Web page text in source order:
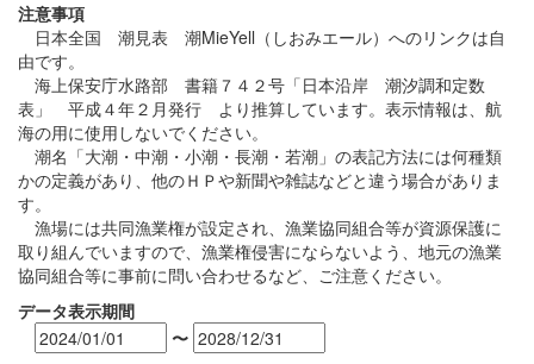
注意事項
日本全国 潮見表 潮MieYell（しおみエール）へのリンクは自
由です。
海上保安庁水路部 書籍７４２号「日本沿岸 潮汐調和定数
表」 平成４年２月発行 より推算しています。表示情報は、航
海の用に使用しないでください。
潮名「大潮・中潮・小潮・長潮・若潮」の表記方法には何種類
かの定義があり、他のＨＰや新聞や雑誌などと違う場合がありま
す。
漁場には共同漁業権が設定され、漁業協同組合等が資源保護に
取り組んでいますので、漁業権侵害にならないよう、地元の漁業
協同組合等に事前に問い合わせるなど、ご注意ください。
データ表示期間
〜